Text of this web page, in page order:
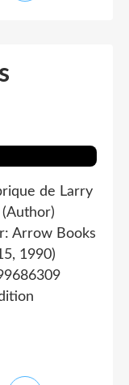
de Larry
Arrow Books
1990)